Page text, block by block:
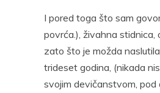
I pored toga što sam
povrća.), živahna stidnica,
zato što je možda
trideset godina, (nikada
svojim devičanstvom, pod